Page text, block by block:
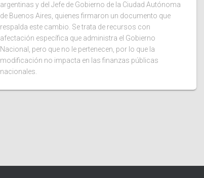
argentinas y del Jefe de Gobierno de la Ciudad Autónoma
de Buenos Aires, quienes firmaron un documento que
respalda este cambio. Se trata de recursos con
afectación específica que administra el Gobierno
Nacional, pero que no le pertenecen, por lo que la
modificación no impacta en las finanzas públicas
nacionales.